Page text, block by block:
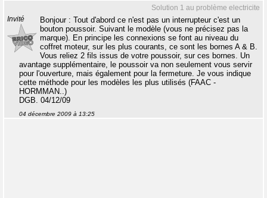
Solution 1 au problème electricite
Invité
Bonjour : Tout d'abord ce n'est pas un interrupteur c'est un
bouton poussoir. Suivant le modèle (vous ne précisez pas la
marque). En principe les connexions se font au niveau du
coffret moteur, sur les plus courants, ce sont les bornes A & B.
Vous reliez 2 fils issus de votre poussoir, sur ces bornes. Un
avantage supplémentaire, le poussoir va non seulement vous servir
pour l'ouverture, mais également pour la fermeture. Je vous indique
cette méthode pour les modèles les plus utilisés (FAAC -
HORMMAN..)
DGB. 04/12/09
04 décembre 2009 à 13:25